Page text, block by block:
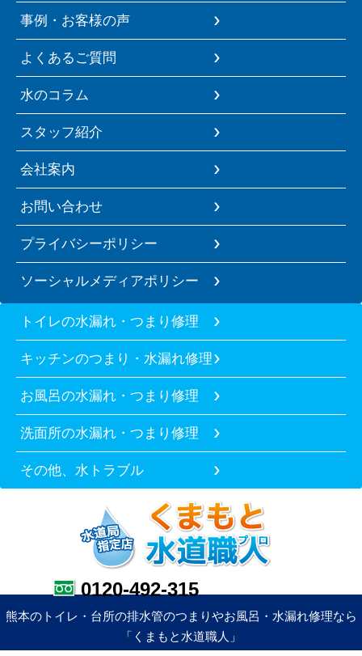
事例・お客様の声
よくあるご質問
水のコラム
スタッフ紹介
会社案内
お問い合わせ
プライバシーポリシー
ソーシャルメディアポリシー
トイレの水漏れ・つまり修理
キッチンのつまり・水漏れ修理
お風呂の水漏れ・つまり修理
洗面所の水漏れ・つまり修理
その他、水トラブル
0120-492-315
熊本のトイレ・台所の排水管のつまりやお風呂・水漏れ修理なら
「くまもと水道職人」